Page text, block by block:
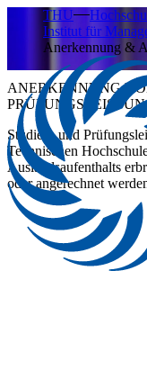
THU
Institut für
Anerkennung &
ANERKENNUNG
Studien- und
Technischen
Auslandsaufenthalts
oder angerechnet